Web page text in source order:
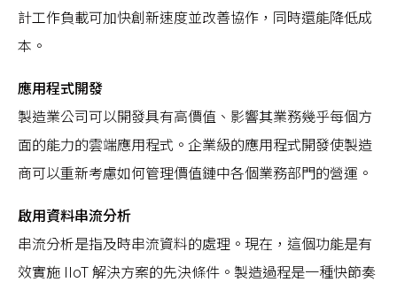
計工作負載可加快創新速度並改善協作，同時還能降低成
本。
應用程式開發
製造業公司可以開發具有高價值、影響其業務幾乎每個方
面的能力的雲端應用程式。企業級的應用程式開發使製造
商可以重新考慮如何管理價值鏈中各個業務部門的營運。
啟用資料串流分析
串流分析是指及時串流資料的處理。現在，這個功能是有
效實施 IIoT 解決方案的先決條件。製造過程是一種快節奏